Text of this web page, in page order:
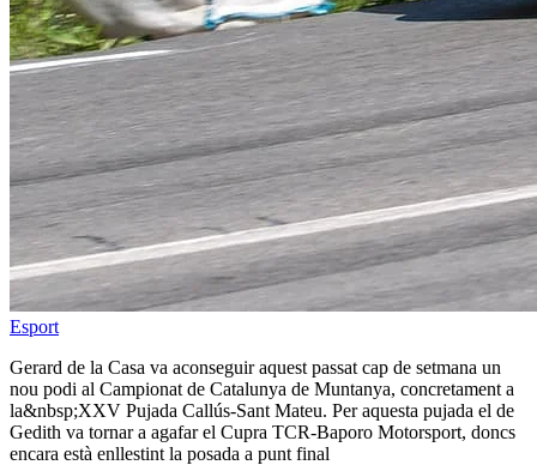
Esport
Gerard de la Casa va aconseguir aquest passat cap de setmana un
nou podi al Campionat de Catalunya de Muntanya, concretament a
la&nbsp;XXV Pujada Callús-Sant Mateu. Per aquesta pujada el de
Gedith va tornar a agafar el Cupra TCR-Baporo Motorsport, doncs
encara està enllestint la posada a punt final